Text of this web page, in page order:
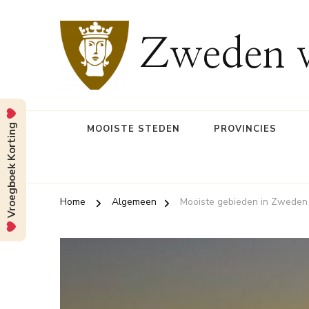
Zweden
MOOISTE STEDEN PROVINCIES
Home Algemeen Mooiste gebieden in Zweden
Vroegboek Korting